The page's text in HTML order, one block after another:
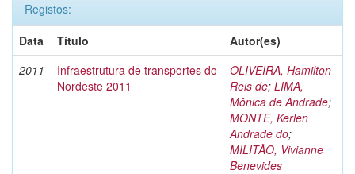
Registos:
Data
Título
Autor(es)
2011
Infraestrutura de transportes do
Nordeste 2011
OLIVEIRA, Hamilton
Reis de; LIMA,
Mônica de Andrade;
MONTE, Kerlen
Andrade do;
MILITÃO, Vivianne
Benevides